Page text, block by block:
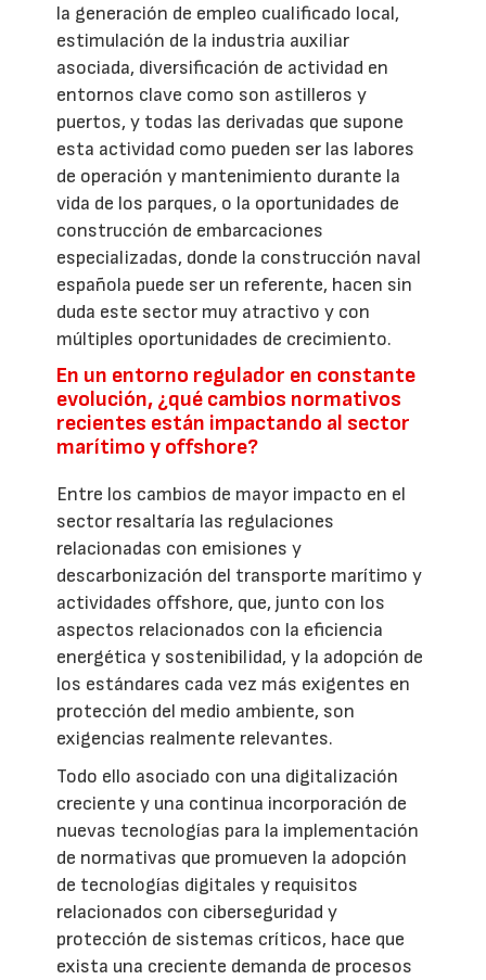
la generación de empleo cualificado local,
estimulación de la industria auxiliar
asociada, diversificación de actividad en
entornos clave como son astilleros y
puertos, y todas las derivadas que supone
esta actividad como pueden ser las labores
de operación y mantenimiento durante la
vida de los parques, o la oportunidades de
construcción de embarcaciones
especializadas, donde la construcción naval
española puede ser un referente, hacen sin
duda este sector muy atractivo y con
múltiples oportunidades de crecimiento.
En un entorno regulador en constante
evolución, ¿qué cambios normativos
recientes están impactando al sector
marítimo y offshore?
Entre los cambios de mayor impacto en el
sector resaltaría las regulaciones
relacionadas con emisiones y
descarbonización del transporte marítimo y
actividades offshore, que, junto con los
aspectos relacionados con la eficiencia
energética y sostenibilidad, y la adopción de
los estándares cada vez más exigentes en
protección del medio ambiente, son
exigencias realmente relevantes.
Todo ello asociado con una digitalización
creciente y una continua incorporación de
nuevas tecnologías para la implementación
de normativas que promueven la adopción
de tecnologías digitales y requisitos
relacionados con ciberseguridad y
protección de sistemas críticos, hace que
exista una creciente demanda de procesos